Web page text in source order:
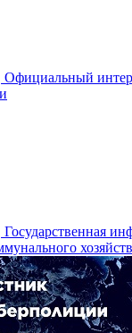
Официальный
Государственная